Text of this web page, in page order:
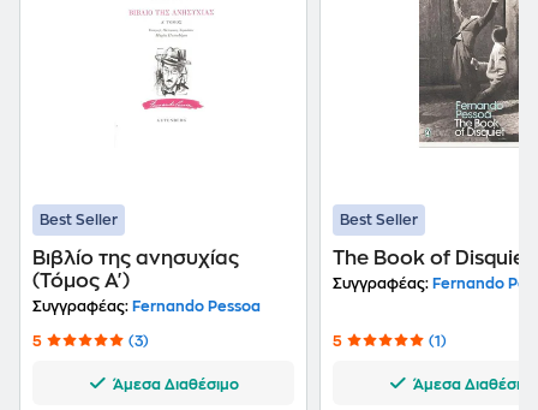
Best Seller
Βιβλίο της ανησυχίας
(Τόμος Α')
Συγγραφέας: Fernando Pessoa
5 (3)
Άμεσα Διαθέσιμο
Best Seller
The Book of Disquiet
Συγγραφέας: Fernando
5 (1)
Άμεσα Διαθέσιμο